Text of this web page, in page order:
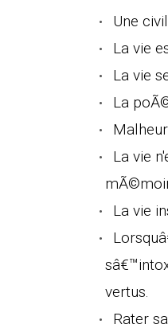
Une
La vie
La vie
La
La vie
La vie
vertus.
Rater